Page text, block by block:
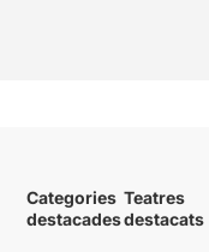
Categories
destacades
Teatres
destacats